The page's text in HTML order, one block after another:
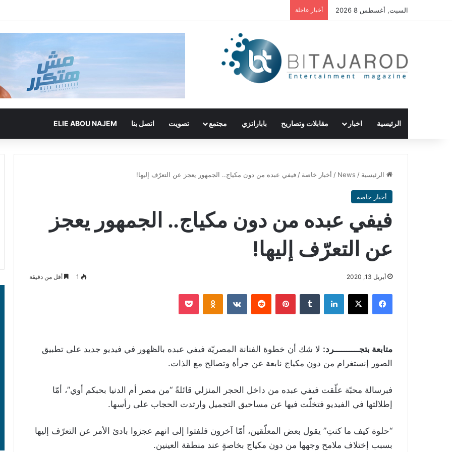
السبت, أغسطس 8 2026 أخبار عاجلة
الرئيسية اخبار مقابلات وتصاريح باباراتزي مجتمع تصويت اتصل بنا ELIE ABOU NAJEM
الرئيسية /
News
/ أخبار خاصة / فيفي عبده من دون مكياج.. الجمهور يعجز عن التعرّف إليها!
أخبار خاصة
فيفي عبده من دون مكياج.. الجمهور يعجز
عن التعرّف إليها!
أبريل 13, 2020 1 أقل من دقيقة
فيسبوك ‫X لينكدإن بينتيريست Odnoklassniki
‫Pocket
متابعة بتجــــــــــرد: لا شك أن خطوة الفنانة المصريّة فيفي عبده بالظهور في فيديو جديد على تطبيق
الصور إنستغرام من دون مكياج نابعة عن جرأة وتصالح مع الذات.
فبرسالة محبّة علّقت فيفي عبده من داخل الحجر المنزلي قائلةً “من مصر أم الدنيا بحبكم أوي”، أمّا
إطلالتها في الفيديو فتخلّت فيها عن مساحيق التجميل وارتدت الحجاب على رأسها.
“حلوة كيف ما كنتِ” يقول بعض المعلّقين، أمّا آخرون فلفتوا إلى انهم عجزوا بادئ الأمر عن التعرّف إليها
بسبب إختلاف ملامح وجهها من دون مكياج بخاصةٍ عند منطقة العينين.